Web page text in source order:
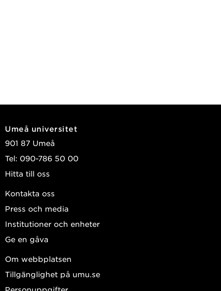
Umeå universitet
901 87 Umeå
Tel: 090-786 50 00
Hitta till oss
Kontakta oss
Press och media
Institutioner och enheter
Ge en gåva
Om webbplatsen
Tillgänglighet på umu.se